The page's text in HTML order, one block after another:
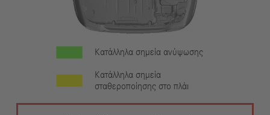
Κατάλληλα σημεία ανύψωσης
Κατάλληλα σημεία
σταθεροποίησης στο πλάι